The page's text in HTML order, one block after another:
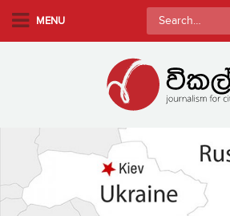
n
MENU
Search
for: